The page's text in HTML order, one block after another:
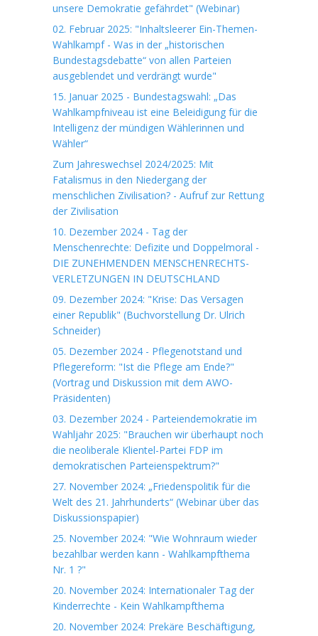
unsere Demokratie gefährdet" (Webinar)
02. Februar 2025: "Inhaltsleerer Ein-Themen-
Wahlkampf - Was in der „historischen
Bundestagsdebatte“ von allen Parteien
ausgeblendet und verdrängt wurde"
15. Januar 2025 - Bundestagswahl: „Das
Wahlkampfniveau ist eine Beleidigung für die
Intelligenz der mündigen Wählerinnen und
Wähler“
Zum Jahreswechsel 2024/2025: Mit
Fatalismus in den Niedergang der
menschlichen Zivilisation? - Aufruf zur Rettung
der Zivilisation
10. Dezember 2024 - Tag der
Menschenrechte: Defizite und Doppelmoral -
DIE ZUNEHMENDEN MENSCHENRECHTS-
VERLETZUNGEN IN DEUTSCHLAND
09. Dezember 2024: "Krise: Das Versagen
einer Republik" (Buchvorstellung Dr. Ulrich
Schneider)
05. Dezember 2024 - Pflegenotstand und
Pflegereform: "Ist die Pflege am Ende?"
(Vortrag und Diskussion mit dem AWO-
Präsidenten)
03. Dezember 2024 - Parteiendemokratie im
Wahljahr 2025: "Brauchen wir überhaupt noch
die neoliberale Klientel-Partei FDP im
demokratischen Parteienspektrum?"
27. November 2024: „Friedenspolitik für die
Welt des 21. Jahrhunderts“ (Webinar über das
Diskussionspapier)
25. November 2024: "Wie Wohnraum wieder
bezahlbar werden kann - Wahlkampfthema
Nr. 1 ?"
20. November 2024: Internationaler Tag der
Kinderrechte - Kein Wahlkampfthema
20. November 2024: Prekäre Beschäftigung,